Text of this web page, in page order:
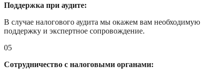
Поддержка при аудите:
В случае налогового аудита мы окажем вам необходимую
поддержку и экспертное сопровождение.
05
Сотрудничество с налоговыми органами: